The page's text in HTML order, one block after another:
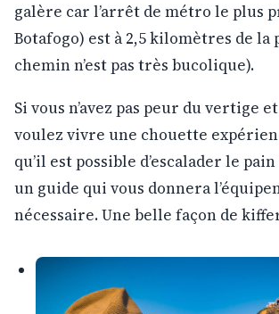
galère car l’arrêt de métro le plus
Botafogo) est à 2,5 kilomètres de la
chemin n’est pas très bucolique).
Si vous n’avez pas peur du vertige
voulez vivre une chouette
qu’il est possible d’escalader le
un guide qui vous donnera
nécessaire. Une belle façon de